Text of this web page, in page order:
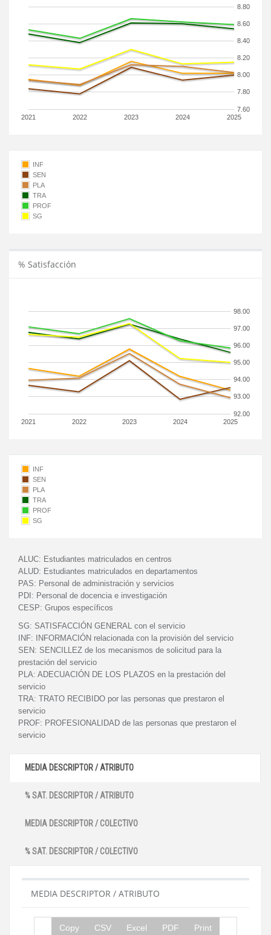
2021 2022 2023 2024 2025
7.60
7.80
8.00
8.20
8.40
8.60
8.80
INF
SEN
PLA
TRA
PROF
SG
% Satisfacción
2021 2022 2023 2024 2025
92.00
93.00
94.00
95.00
96.00
97.00
98.00
INF
SEN
PLA
TRA
PROF
SG
ALUC: Estudiantes matriculados en centros
ALUD: Estudiantes matriculados en departamentos
PAS: Personal de administración y servicios
PDI: Personal de docencia e investigación
CESP: Grupos específicos
SG: SATISFACCIÓN GENERAL con el servicio
INF:
INFORMACIÓN relacionada con la provisión del servicio
SEN: SENCILLEZ de los mecanismos de solicitud para la
prestación del servicio
PLA: ADECUACIÓN DE LOS PLAZOS en la prestación del
servicio
TRA: TRATO RECIBIDO por las personas que prestaron el
servicio
PROF: PROFESIONALIDAD de las personas que prestaron el
servicio
MEDIA DESCRIPTOR / ATRIBUTO
% SAT. DESCRIPTOR / ATRIBUTO
MEDIA DESCRIPTOR / COLECTIVO
% SAT. DESCRIPTOR / COLECTIVO
MEDIA DESCRIPTOR / ATRIBUTO
Copy CSV Excel PDF Print